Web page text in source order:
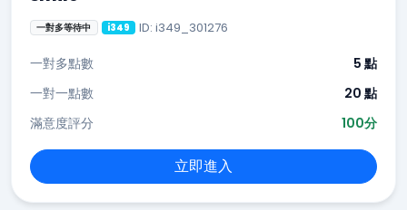
一對多等待中 i349 ID: i349_301276
一對多點數
5 點
一對一點數
20 點
滿意度評分
100分
立即進入